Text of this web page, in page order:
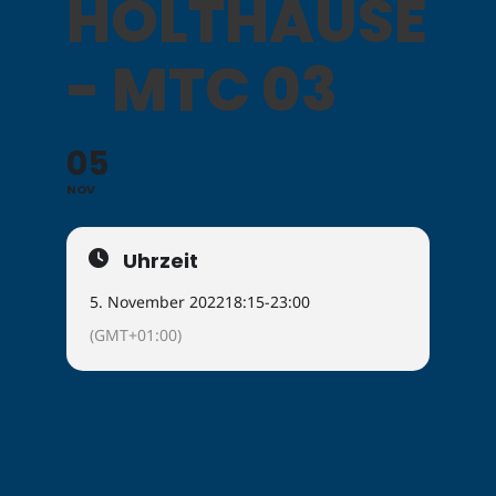
HOLTHAUSEN
- MTC 03
05
NOV
Uhrzeit
5. November 202218:15-23:00
(GMT+01:00)